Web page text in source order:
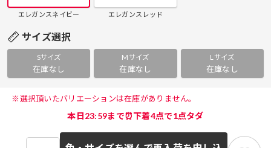
エレガンスネイビー エレガンスレッド
サイズ選択
Sサイズ
在庫なし
Mサイズ
在庫なし
Lサイズ
在庫なし
※選択頂いたバリエーションは在庫がありません。
本日23:59まで⏰下着4点で1点タダ